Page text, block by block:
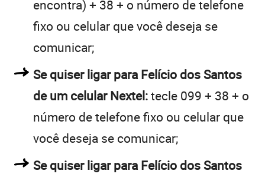
encontra) + 38 + o número de telefone
fixo ou celular que você deseja se
comunicar;
Se quiser ligar para Felício dos Santos
de um celular Nextel:tecle 099 + 38 + o
número de telefone fixo ou celular que
você deseja se comunicar;
Se quiser ligar para Felício dos Santos